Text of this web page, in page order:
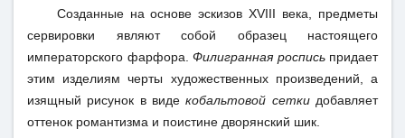
Созданные на основе эскизовXVIII века, предметы
сервировки являют собой образец настоящего
императорского фарфора Филигранная росписьпридает
этим изделиям черты художественных произведений, а
изящный рисунок в видекобальтовой сеткидобавляет
оттенок романтизма и поистине дворянский шик.